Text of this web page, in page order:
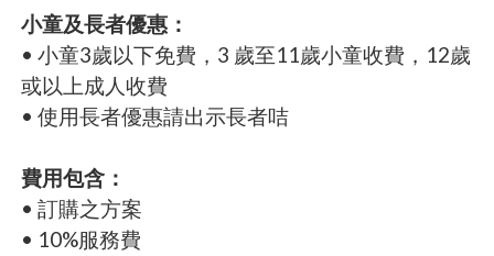
小童及長者優惠：
• 小童3歲以下免費，3 歲至11歲小童收費，12歲
或以上成人收費
• 使用長者優惠請出示長者咭
費用包含：
• 訂購之方案
• 10%服務費